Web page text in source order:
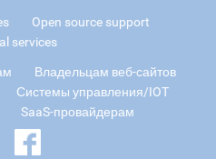
Open source support
services
Владельцам веб-сайтов
Системы управления/IOT
SaaS-провайдерам